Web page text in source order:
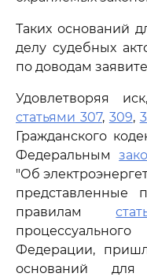
Таких оснований
делу судебных
по доводам
Удовлетворяя
статьями 307, 309,
Гражданского
Федеральным
"Об
представленные
правилам
Федерации,
оснований для